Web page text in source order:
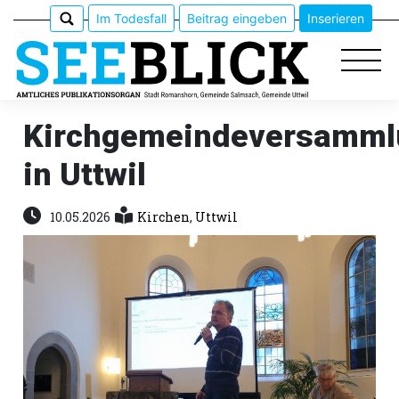
Epaper
Veranstaltungen
Erlebnisführer
Im Todesfall Beitrag eingeben Inserieren
in Uttwil
10.05.2026 Kirchen, Uttwil